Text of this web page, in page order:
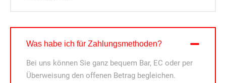
Was habe ich für Zahlungsmethoden?
Bei uns können Sie ganz bequem Bar, EC oder per
Überweisung den offenen Betrag begleichen.